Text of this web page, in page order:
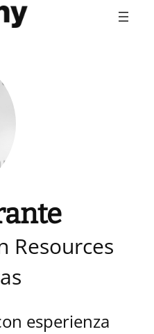
Resources
esperienza